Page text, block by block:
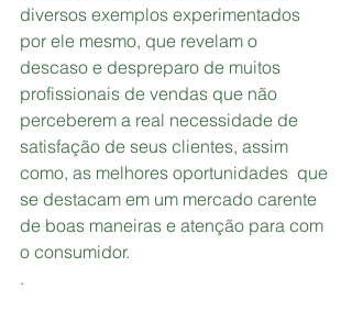
diversos exemplos experimentados
por ele mesmo, que revelam o
descaso e despreparo de muitos
profissionais de vendas que não
perceberem a real necessidade de
satisfação de seus clientes, assim
como, as melhores oportunidades  que
se destacam em um mercado carente
de boas maneiras e atenção para com
o consumidor.
.